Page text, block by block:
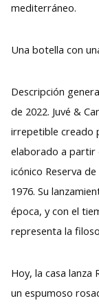
mediterráneo.
Una botella con
Descripción
de 2022. Juvé &
irrepetible creado
elaborado a partir
icónico Reserva
1976. Su
época, y con el
representa la
Hoy, la casa lanza
un espumoso